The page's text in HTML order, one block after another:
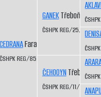
CEDRANAFaranda CS
ČSHPK REG/85/84
GANEKTřeboň-
ČSHPK REG/25/82
ČEHOOYNTřeboň-
ČSHPK REG/11/79